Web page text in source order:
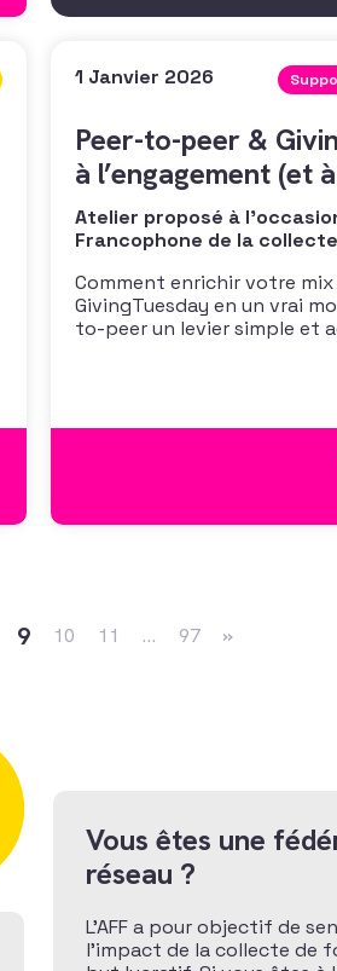
1 Janvier 2026
Peer-to-peer &
à l’engagement (et
Atelier proposé à
Francophone de la
Comment enrichir votre
GivingTuesday en un vrai
to-peer un levier simple et
9 10 11 … 97 »
Vous êtes une
réseau ?
L’AFF a pour objectif de
l’impact de la collecte de